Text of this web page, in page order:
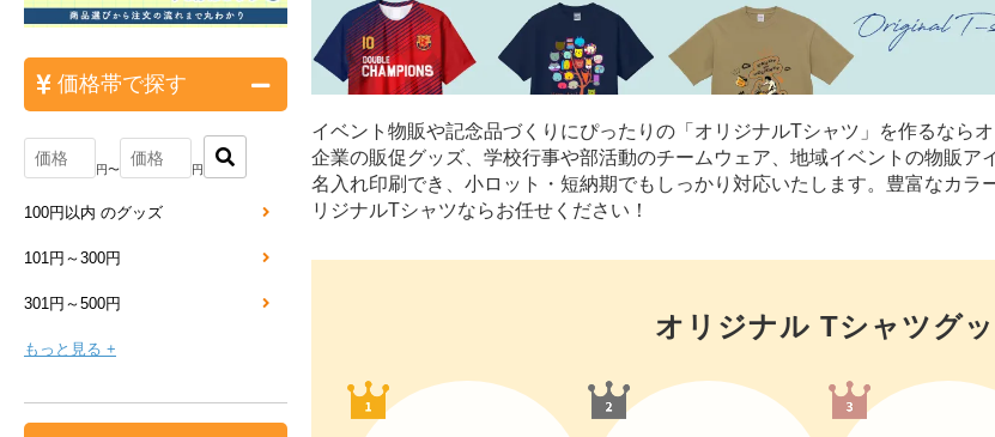
イベント物販や記念品づくりにぴったりの「オリジナルTシャツ」を作るなら
企業の販促グッズ、学校行事や部活動のチームウェア、地域イベントの物販
名入れ印刷でき、小ロット・短納期でもしっかり対応いたします。豊富なカ
リジナルTシャツならお任せください！
オリジナル Tシャツグ
価格帯で探す
円〜 円
100円以内 のグッズ
101円～300円
301円～500円
もっと見る +